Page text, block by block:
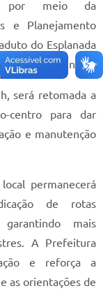
por meio da
e Planejamento
do Esplanada
e domingo.
será retomada a
centro para dar
e manutenção
permanecerá
de rotas
mais
A Prefeitura
e reforça a
as orientações de